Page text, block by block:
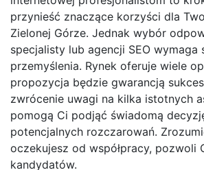
przynieść znaczące korzyści dla
Zielonej Górze. Jednak wybór
specjalisty lub agencji SEO wymaga
przemyślenia. Rynek oferuje wiele
propozycja będzie gwarancją
zwrócenie uwagi na kilka istotnych
pomogą Ci podjąć świadomą
potencjalnych rozczarowań.
oczekujesz od współpracy, pozwoli
kandydatów.